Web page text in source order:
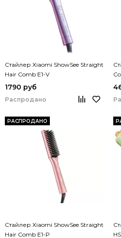
Стайлер Xiaomi ShowSee Straight
Hair Comb E1-V
1790 руб
Распродано
РАСПРОДАНО
Стайлер Xiaomi ShowSee Straight
Hair Comb E1-P